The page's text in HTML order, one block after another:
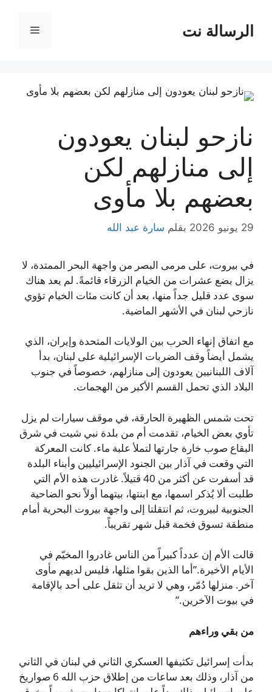
المحتوىالرسالة نت القائمة
نازحو لبنان يعودون
إلى منازلهم لكن
بعضهم بلا مأوى
29 يونيو 2026 بقلم سارة عبد الله
في بيروت، على مرمى البصر من واجهة البحر الممتدة، لا
يزال بضع عشرات من الخيام الزرقاء قائمةً. لم يعد هناك
سوى عدد قليل جداً منها، بعد أن كانت مئات الخيام تؤوي
نازحي لبنان في الأشهر الماضية.
مع اتفاق إنهاء الحرب بين الولايات المتحدة وإيران، الذي
يشمل أيضاً وقف الضربات الإسرائيلية على لبنان، بدأ
آلاف اللبنانيين يعودون إلى منازلهم، خصوصاً في جنوب
البلاد الذي تحمل القسم الأكبر من الهجمات.
تحت شمس الظهيرة الحارقة، في موقف سيارات لم يزل
تأوي بعض الخيام، تقدمت أم من بلدة نبي شيت في شرق
البقاع صوب خارة جارتها لتملأ علبة ماء. كانت المعركة
التي وقعت في آذار بين الجنود الإسرائيليين وأبناء البلدة
قد أسفرت عن أكثر من 40 قتيلاً. غادرت هذه الأم التي
طلبت ألا يُذكر اسمها، مع ابنتها، بيتهما أولاً نحو الضاحية
الجنوبية لبيروت، ثم انتقلتا إلى واجهة بيروت البحرية أمام
منطقة تسوق فخمة قبل شهر تقريباً.
قالت الأم إن عدداً كبيراً من الناس غادروا المخيّم في
الأيام الأخيرة.”أما الذين بقوا مثلها، فليس لديهم مأوى
آخر. منزلها دُمّر، وهي لا تريد أن تثقل على أحد بالإقامة
في بيوت الآخرين.”
من بقي وراءهم
بدأت إسرائيل تكثيفها العسكري الثاني في لبنان في الثاني
من آذار، وذلك بعد ساعات من إطلاق حزب الله 6 صواريخ